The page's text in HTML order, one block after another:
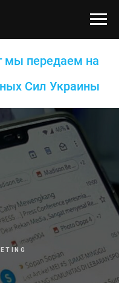
мы передаем на
Сил Украины